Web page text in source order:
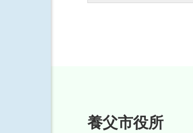
養父市役所